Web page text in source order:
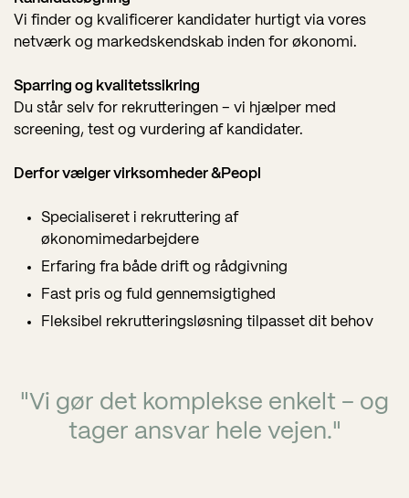
Vi finder og kvalificerer kandidater hurtigt via vores
netværk og markedskendskab inden for økonomi.
Sparring og kvalitetssikring
Du står selv for rekrutteringen – vi hjælper med
screening, test og vurdering af kandidater.
Derfor vælger virksomheder &Peopl
Specialiseret i rekruttering af
økonomimedarbejdere
Erfaring fra både drift og rådgivning
Fast pris og fuld gennemsigtighed
Fleksibel rekrutteringsløsning tilpasset dit behov
"Vi gør det komplekse enkelt – og
tager ansvar hele vejen."